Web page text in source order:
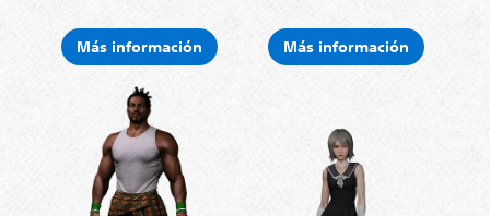
Más información Más información